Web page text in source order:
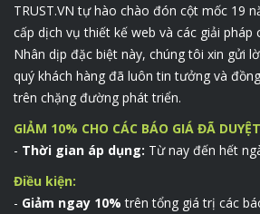
TRUST.VN tự hào chào đón cột mốc 19
cấp dịch vụ thiết kế web và các giải pháp
Nhân dịp đặc biệt này, chúng tôi xin gửi
quý khách hàng đã luôn tin tưởng và
trên chặng đường phát triển.
GIẢM 10% CHO CÁC BÁO GIÁ ĐÃ DUYỆT
- Thời gian áp dụng: Từ nay đến hết
Điều kiện:
- Giảm ngay 10% trên tổng giá trị các